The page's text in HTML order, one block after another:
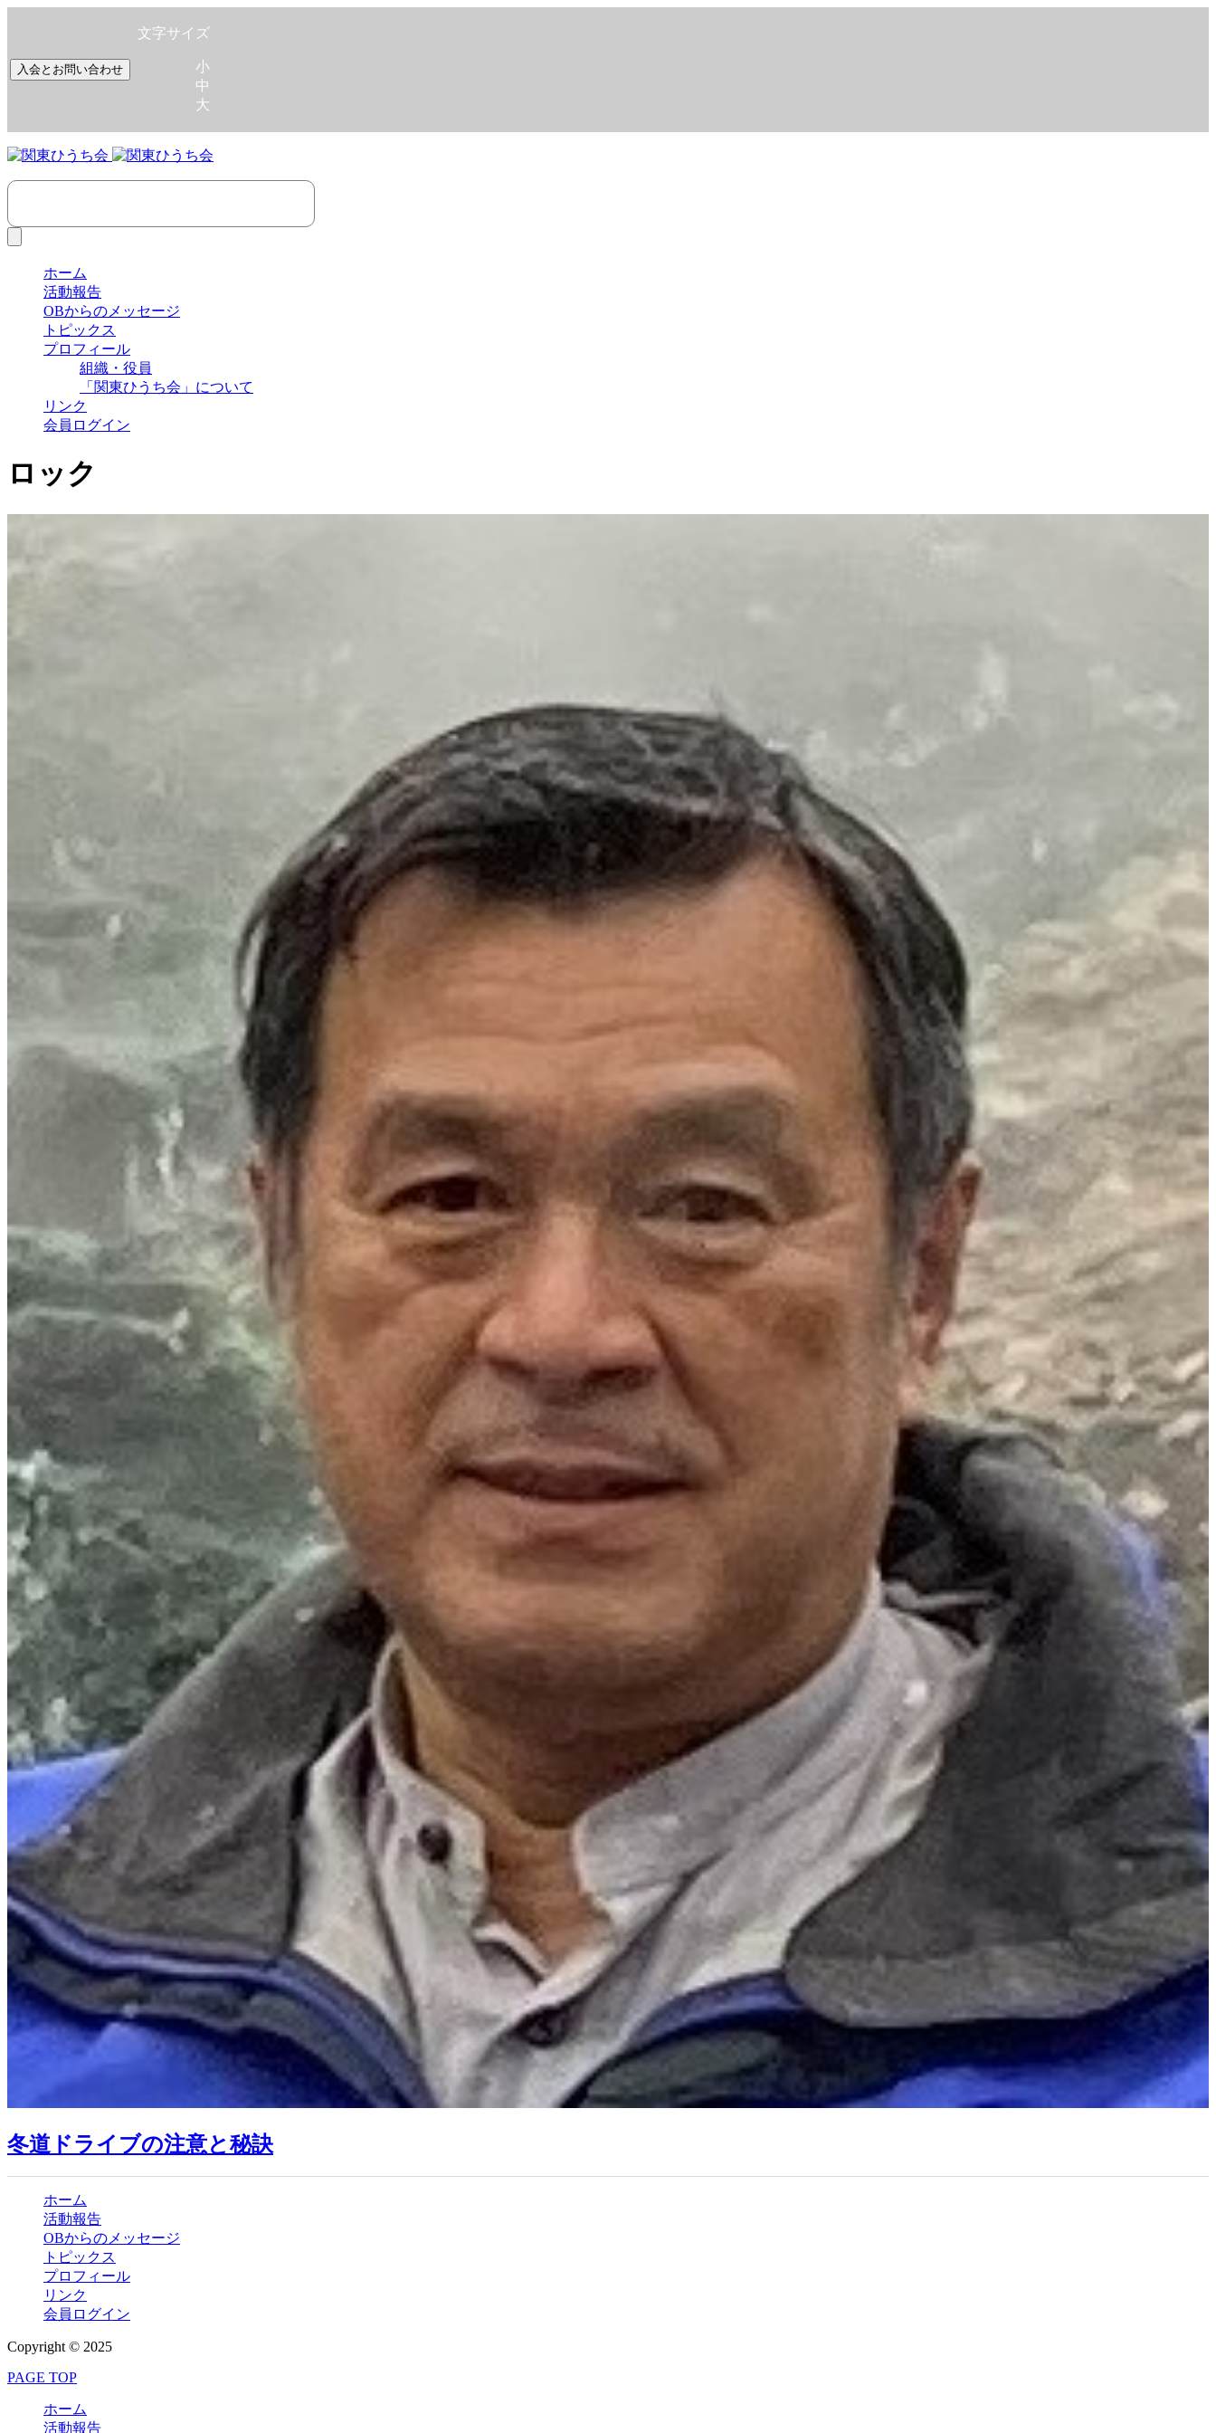
入会とお問い合わせ
文字サイズ
小
中
大
ホーム
活動報告
OBからのメッセージ
トピックス
プロフィール
組織・役員
「関東ひうち会」について
リンク
会員ログイン
ロック
冬道ドライブの注意と秘訣
ホーム
活動報告
OBからのメッセージ
トピックス
プロフィール
リンク
会員ログイン
Copyright © 2025
PAGE TOP
ホーム
活動報告